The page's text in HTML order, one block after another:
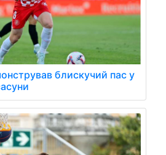
блискучий пас у